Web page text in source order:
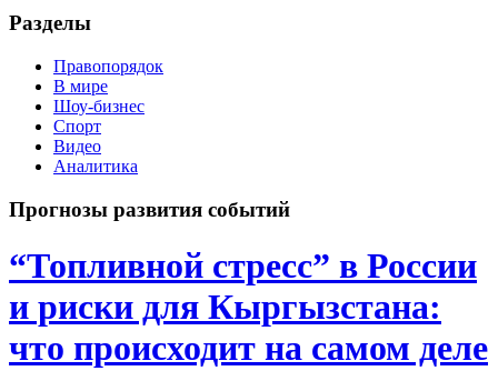
Разделы
Правопорядок
В мире
Шоу-бизнес
Спорт
Видео
Аналитика
Прогнозы развития событий
“Топливной стресс” в России
и риски для Кыргызстана:
что происходит на самом деле